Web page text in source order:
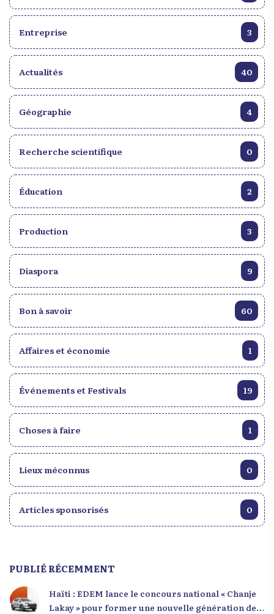
Entreprise 3
Actualités 40
Géographie 4
Recherche scientifique 0
Éducation 2
Production 3
Diaspora 9
Bon à savoir 60
Affaires et économie 1
Événements et Festivals 19
Choses à faire 1
Lieux méconnus 0
Articles sponsorisés 0
PUBLIÉ RÉCEMMENT
Haïti : EDEM lance le concours national « Chanje
Lakay » pour former une nouvelle génération de